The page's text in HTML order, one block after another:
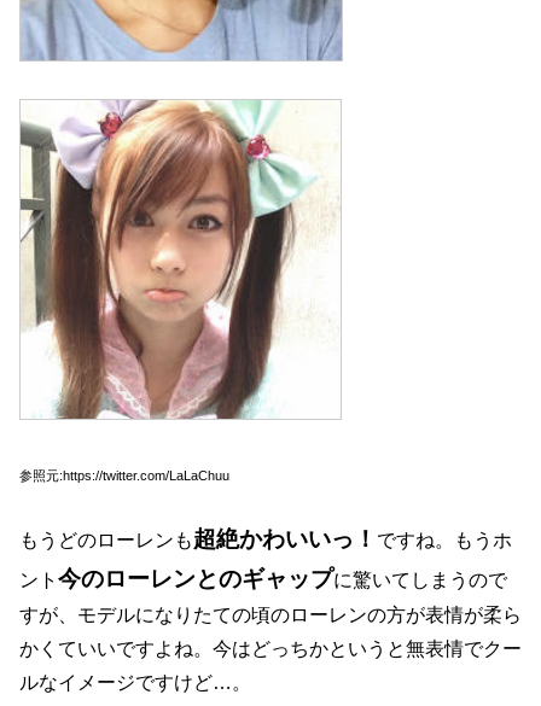
参照元:https://twitter.com/LaLaChuu
もうどのローレンも超絶かわいいっ！ ですね。もうホ
ント 今のローレンとのギャップに驚いてしまうので
すが、モデルになりたての頃のローレンの方が表情が柔ら
かくていいですよね。今はどっちかというと無表情でクー
ルなイメージですけど…。